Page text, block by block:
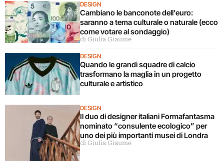
DESIGN
Cambiano le banconote dell’euro:
saranno a tema culturale o naturale (ecco
come votare al sondaggio)
di Giulia Giaume
DESIGN
Quando le grandi squadre di calcio
trasformano la maglia in un progetto
culturale e artistico
DESIGN
Il duo di designer italiani Formafantasma
nominato “consulente ecologico” per
uno dei più importanti musei di Londra
di Giulia Giaume